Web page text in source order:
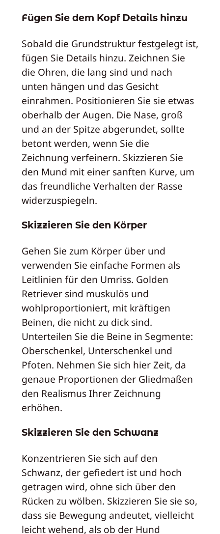
Fügen Sie dem Kopf Details hinzu
Sobald die Grundstruktur festgelegt ist,
fügen Sie Details hinzu. Zeichnen Sie
die Ohren, die lang sind und nach
unten hängen und das Gesicht
einrahmen. Positionieren Sie sie etwas
oberhalb der Augen. Die Nase, groß
und an der Spitze abgerundet, sollte
betont werden, wenn Sie die
Zeichnung verfeinern. Skizzieren Sie
den Mund mit einer sanften Kurve, um
das freundliche Verhalten der Rasse
widerzuspiegeln.
Skizzieren Sie den Körper
Gehen Sie zum Körper über und
verwenden Sie einfache Formen als
Leitlinien für den Umriss. Golden
Retriever sind muskulös und
wohlproportioniert, mit kräftigen
Beinen, die nicht zu dick sind.
Unterteilen Sie die Beine in Segmente:
Oberschenkel, Unterschenkel und
Pfoten. Nehmen Sie sich hier Zeit, da
genaue Proportionen der Gliedmaßen
den Realismus Ihrer Zeichnung
erhöhen.
Skizzieren Sie den Schwanz
Konzentrieren Sie sich auf den
Schwanz, der gefiedert ist und hoch
getragen wird, ohne sich über den
Rücken zu wölben. Skizzieren Sie sie so,
dass sie Bewegung andeutet, vielleicht
leicht wehend, als ob der Hund